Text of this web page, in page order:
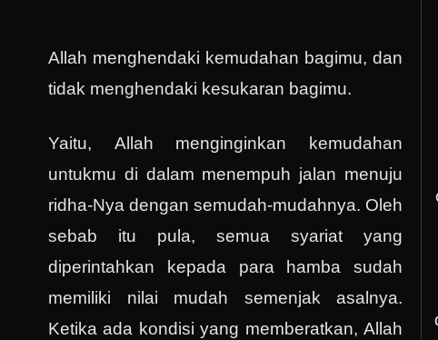
Allah menghendaki kemudahan bagimu, dan
tidak menghendaki kesukaran bagimu.
Yaitu, Allah menginginkan kemudahan
untukmu di dalam menempuh jalan menuju
ridha-Nya dengan semudah-mudahnya. Oleh
sebab itu pula, semua syariat yang
diperintahkan kepada para hamba sudah
memiliki nilai mudah semenjak asalnya.
Ketika ada kondisi yang memberatkan, Allah